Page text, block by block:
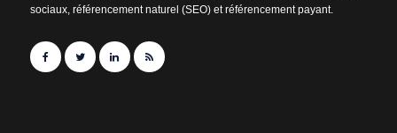
sociaux, référencement naturel (SEO) et référencement payant.